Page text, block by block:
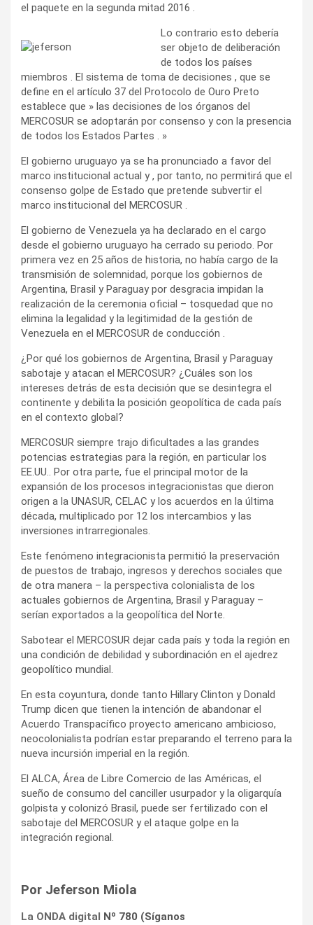
el paquete en la segunda mitad 2016 .
Lo contrario esto debería
ser objeto de deliberación
de todos los países
miembros . El sistema de toma de decisiones , que se
define en el artículo 37 del Protocolo de Ouro Preto
establece que » las decisiones de los órganos del
MERCOSUR se adoptarán por consenso y con la presencia
de todos los Estados Partes . »
El gobierno uruguayo ya se ha pronunciado a favor del
marco institucional actual y , por tanto, no permitirá que el
consenso golpe de Estado que pretende subvertir el
marco institucional del MERCOSUR .
El gobierno de Venezuela ya ha declarado en el cargo
desde el gobierno uruguayo ha cerrado su periodo. Por
primera vez en 25 años de historia, no había cargo de la
transmisión de solemnidad, porque los gobiernos de
Argentina, Brasil y Paraguay por desgracia impidan la
realización de la ceremonia oficial – tosquedad que no
elimina la legalidad y la legitimidad de la gestión de
Venezuela en el MERCOSUR de conducción .
¿Por qué los gobiernos de Argentina, Brasil y Paraguay
sabotaje y atacan el MERCOSUR? ¿Cuáles son los
intereses detrás de esta decisión que se desintegra el
continente y debilita la posición geopolítica de cada país
en el contexto global?
MERCOSUR siempre trajo dificultades a las grandes
potencias estrategias para la región, en particular los
EE.UU.. Por otra parte, fue el principal motor de la
expansión de los procesos integracionistas que dieron
origen a la UNASUR, CELAC y los acuerdos en la última
década, multiplicado por 12 los intercambios y las
inversiones intrarregionales.
Este fenómeno integracionista permitió la preservación
de puestos de trabajo, ingresos y derechos sociales que
de otra manera – la perspectiva colonialista de los
actuales gobiernos de Argentina, Brasil y Paraguay –
serían exportados a la geopolítica del Norte.
Sabotear el MERCOSUR dejar cada país y toda la región en
una condición de debilidad y subordinación en el ajedrez
geopolítico mundial.
En esta coyuntura, donde tanto Hillary Clinton y Donald
Trump dicen que tienen la intención de abandonar el
Acuerdo Transpacífico proyecto americano ambicioso,
neocolonialista podrían estar preparando el terreno para la
nueva incursión imperial en la región.
El ALCA, Área de Libre Comercio de las Américas, el
sueño de consumo del canciller usurpador y la oligarquía
golpista y colonizó Brasil, puede ser fertilizado con el
sabotaje del MERCOSUR y el ataque golpe en la
integración regional.
Por Jeferson Miola
La ONDA digital Nº 780 (Síganos